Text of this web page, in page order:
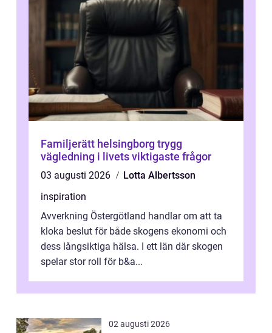
Familjerätt helsingborg trygg
vägledning i livets viktigaste frågor
03 augusti 2026
Lotta Albertsson
inspiration
Avverkning Östergötland handlar om att ta
kloka beslut för både skogens ekonomi och
dess långsiktiga hälsa. I ett län där skogen
spelar stor roll för b&a...
02 augusti 2026